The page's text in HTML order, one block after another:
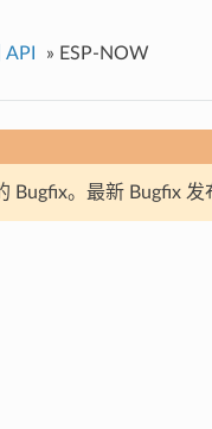
» ESP-NOW
Bugfix。最新 Bugfix 发